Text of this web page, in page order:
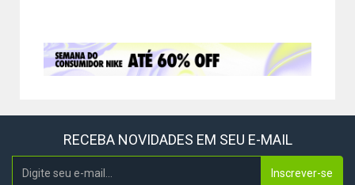
RECEBA NOVIDADES EM SEU E-MAIL
Inscrever-se